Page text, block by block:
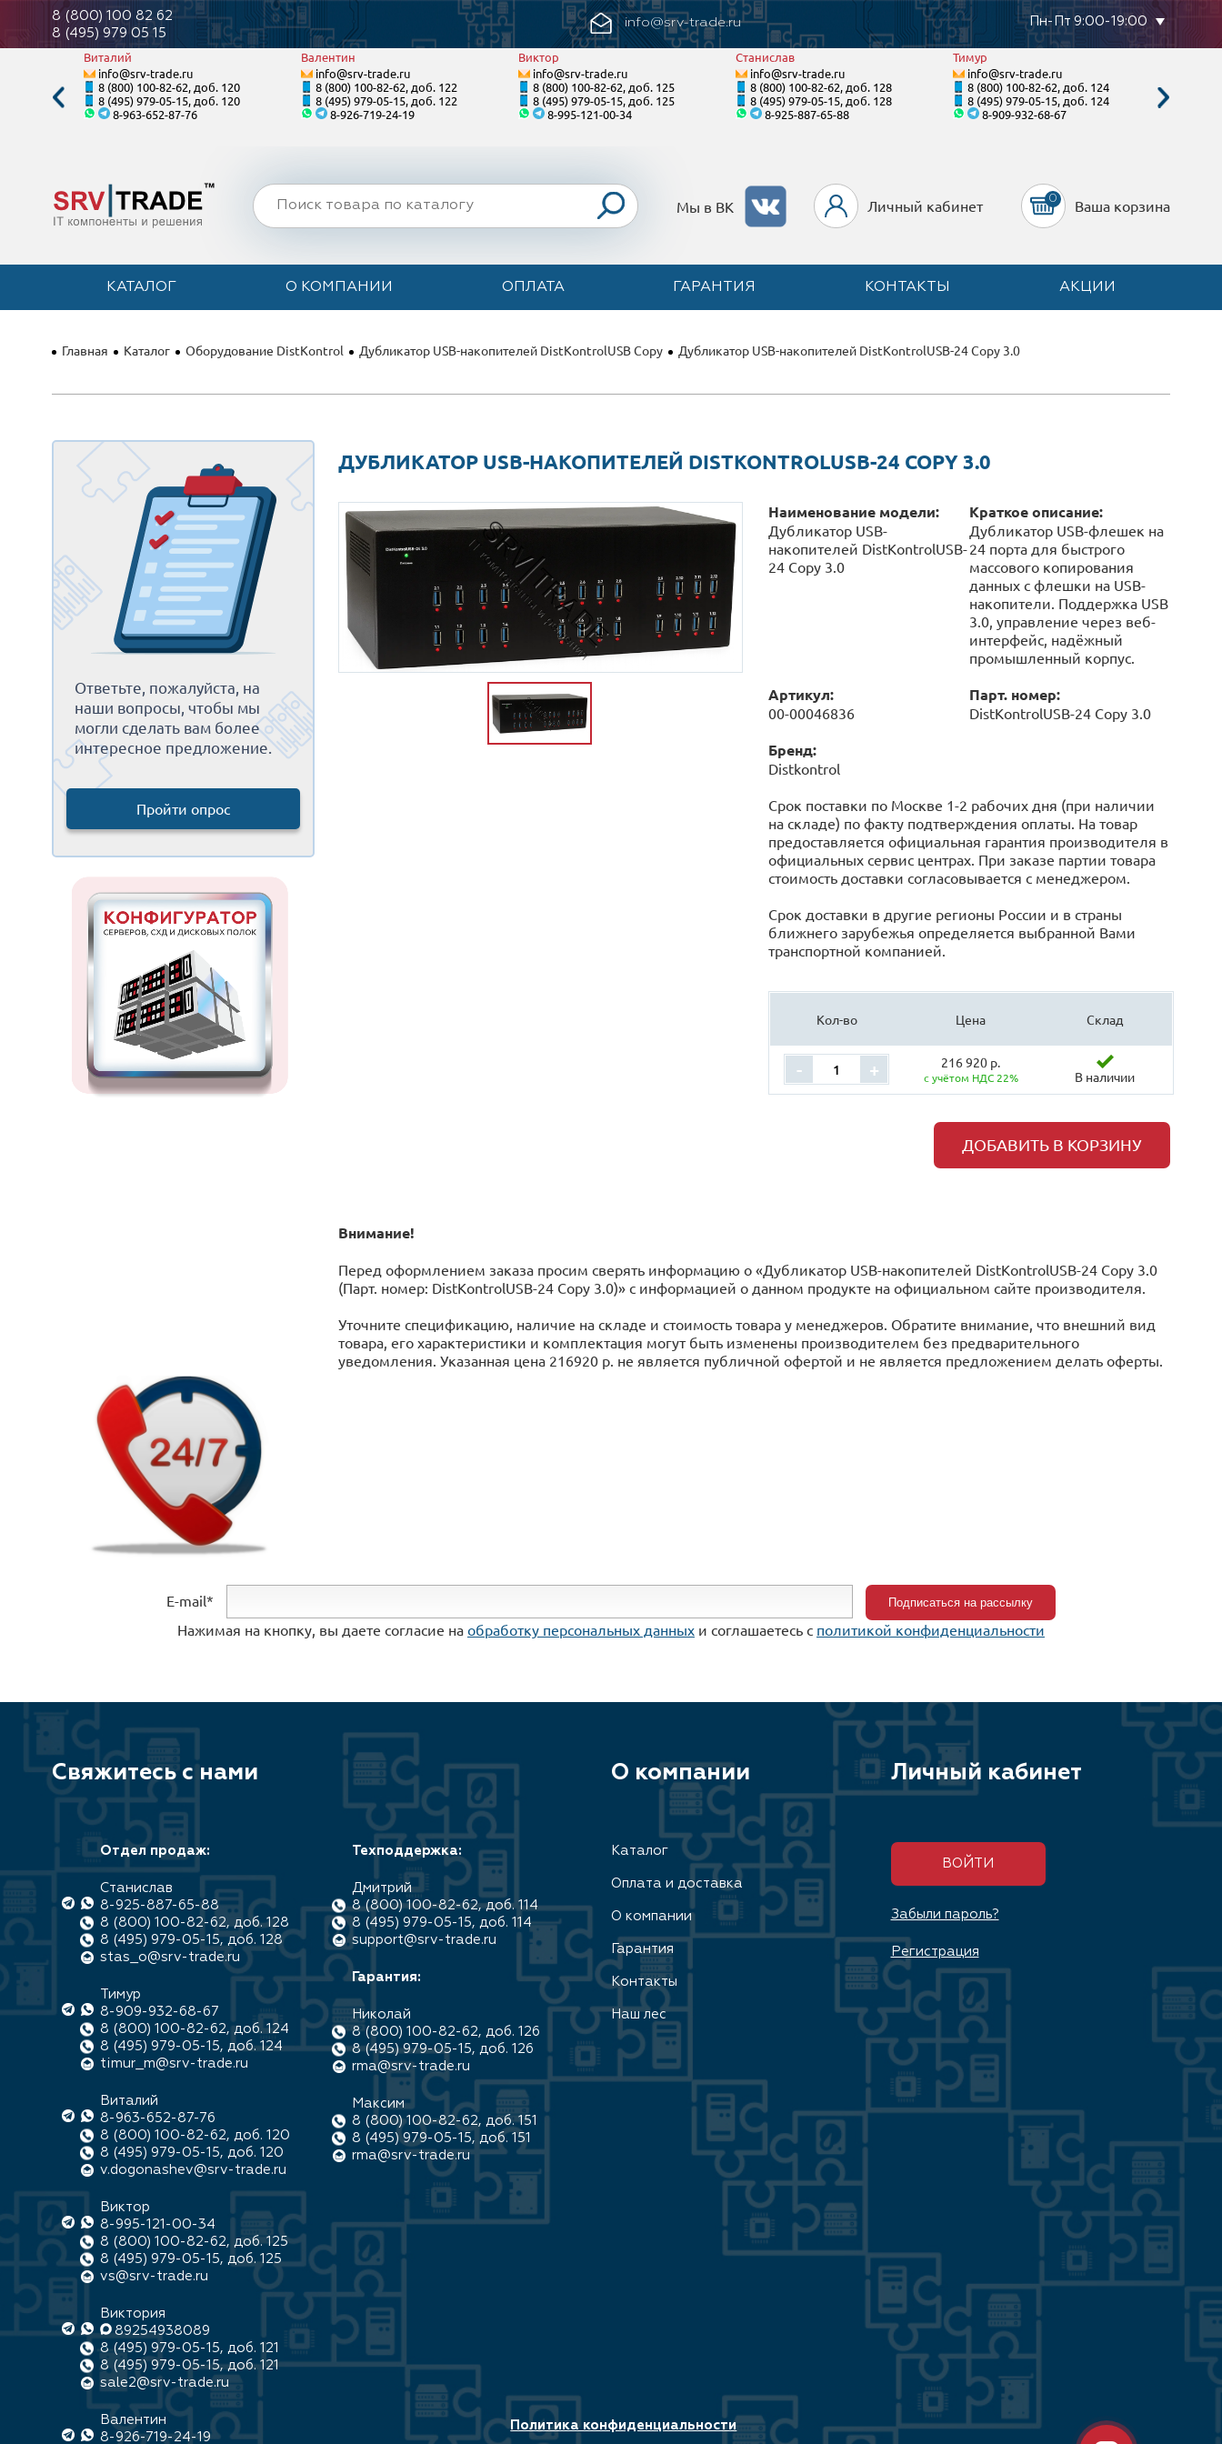
8 (800) 100 82 62
8 (495) 979 05 15
info@srv-trade.ru Пн-Пт 9:00-19:00
Виталий
info@srv-trade.ru
8 (800) 100-82-62, доб. 120
8 (495) 979-05-15, доб. 120
8-963-652-87-76
Валентин
info@srv-trade.ru
8 (800) 100-82-62, доб. 122
8 (495) 979-05-15, доб. 122
8-926-719-24-19
Виктор
info@srv-trade.ru
8 (800) 100-82-62, доб. 125
8 (495) 979-05-15, доб. 125
8-995-121-00-34
Станислав
info@srv-trade.ru
8 (800) 100-82-62, доб. 128
8 (495) 979-05-15, доб. 128
8-925-887-65-88
Тимур
info@srv-trade.ru
8 (800) 100-82-62, доб. 124
8 (495) 979-05-15, доб. 124
8-909-932-68-67
КАТАЛОГ О КОМПАНИИ ОПЛАТА ГАРАНТИЯ КОНТАКТЫ АКЦИИ
Мы в ВК Личный кабинет 0 Ваша корзина
Главная Каталог Оборудование DistKontrol Дубликатор USB-накопителей DistKontrolUSB Copy Дубликатор USB-накопителей DistKontrolUSB-24 Copy 3.0
Ответьте, пожалуйста, на
наши вопросы, чтобы мы
могли сделать вам более
интересное предложение.
Пройти опрос
ДУБЛИКАТОР USB-НАКОПИТЕЛЕЙ DISTKONTROLUSB-24 COPY 3.0
Наименование модели:
Дубликатор USB-
накопителей DistKontrolUSB-
24 Copy 3.0
Краткое описание:
Дубликатор USB-флешек на
24 порта для быстрого
массового копирования
данных с флешки на USB-
накопители. Поддержка USB
3.0, управление через веб-
интерфейс, надёжный
промышленный корпус.
Артикул:
00-00046836
Парт. номер:
DistKontrolUSB-24 Copy 3.0
Бренд:
Distkontrol
Срок поставки по Москве 1-2 рабочих дня (при наличии
на складе) по факту подтверждения оплаты. На товар
предоставляется официальная гарантия производителя в
официальных сервис центрах. При заказе партии товара
стоимость доставки согласовывается с менеджером.
Срок доставки в другие регионы России и в страны
ближнего зарубежья определяется выбранной Вами
транспортной компанией.
Кол-во Цена Склад
- + 216 920 р.
с учётом НДС 22% В наличии
ДОБАВИТЬ В КОРЗИНУ
Внимание!
Перед оформлением заказа просим сверять информацию о «Дубликатор USB-накопителей DistKontrolUSB-24 Copy 3.0
(Парт. номер: DistKontrolUSB-24 Copy 3.0)» с информацией o данном продукте на официальном сайте производителя.
Уточните спецификацию, наличие на складе и стоимость товара у менеджеров. Обратите внимание, что внешний вид
товара, его характеристики и комплектация могут быть изменены производителем без предварительного
уведомления. Указанная цена 216920 р. не является публичной офертой и не является предложением делать оферты.
E-mail*
Нажимая на кнопку, вы даете согласие на обработку персональных данных и соглашаетесь c политикой конфиденциальности
Свяжитесь с нами
Отдел продаж:
Станислав
8-925-887-65-88
8 (800) 100-82-62, доб. 128
8 (495) 979-05-15, доб. 128
stas_o@srv-trade.ru
Тимур
8-909-932-68-67
8 (800) 100-82-62, доб. 124
8 (495) 979-05-15, доб. 124
timur_m@srv-trade.ru
Виталий
8-963-652-87-76
8 (800) 100-82-62, доб. 120
8 (495) 979-05-15, доб. 120
v.dogonashev@srv-trade.ru
Виктор
8-995-121-00-34
8 (800) 100-82-62, доб. 125
8 (495) 979-05-15, доб. 125
vs@srv-trade.ru
Виктория
89254938089
8 (495) 979-05-15, доб. 121
8 (495) 979-05-15, доб. 121
sale2@srv-trade.ru
Валентин
8-926-719-24-19
Техподдержка:
Дмитрий
8 (800) 100-82-62, доб. 114
8 (495) 979-05-15, доб. 114
support@srv-trade.ru
Гарантия:
Николай
8 (800) 100-82-62, доб. 126
8 (495) 979-05-15, доб. 126
rma@srv-trade.ru
Максим
8 (800) 100-82-62, доб. 151
8 (495) 979-05-15, доб. 151
rma@srv-trade.ru
О компании
Каталог
Оплата и доставка
О компании
Гарантия
Контакты
Наш лес
Личный кабинет
ВОЙТИ
Забыли пароль?
Регистрация
Политика конфиденциальности